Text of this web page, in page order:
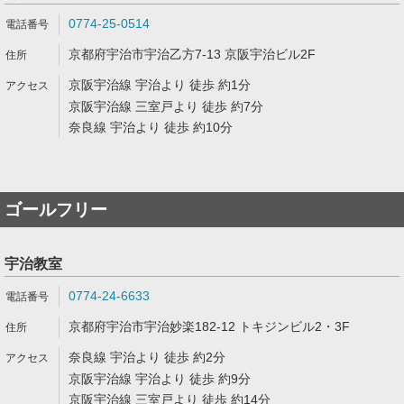
0774-25-0514
京都府宇治市宇治乙方7-13 京阪宇治ビル2F
京阪宇治線 宇治より 徒歩 約1分
京阪宇治線 三室戸より 徒歩 約7分
奈良線 宇治より 徒歩 約10分
ゴールフリー
宇治教室
0774-24-6633
京都府宇治市宇治妙楽182-12 トキジンビル2・3F
奈良線 宇治より 徒歩 約2分
京阪宇治線 宇治より 徒歩 約9分
京阪宇治線 三室戸より 徒歩 約14分